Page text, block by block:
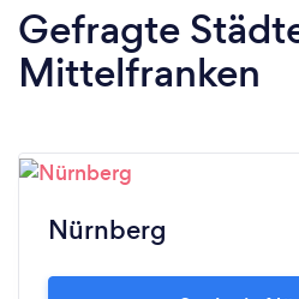
Gefragte
Mittelfranken
Nürnberg